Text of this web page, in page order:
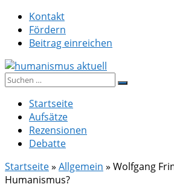
Zum
Inhalt
springen
Kontakt
Fördern
Beitrag einreichen
humanismus aktuell
Suche
Startseite
Aufsätze
Rezensionen
Debatte
Startseite» Allgemein » Wolfgang
Humanismus?